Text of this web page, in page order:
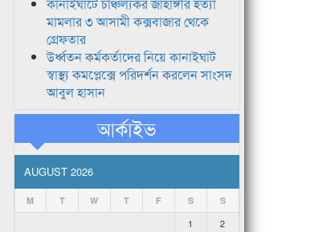
কানাইঘাটে চাঞ্চল্যকর জাহাঙ্গীর হত্যা
মামলার ৩ আসামী কক্সবাজার থেকে
গ্রেফতার
উর্ধ্বতন কর্মকর্তাদের নিয়ে কানাইঘাট
স্বাস্থ্য কমপ্লেক্সে পরিদর্শন করলেন সাংসদ
আবুল হাসান
আর্কাইভ
AUGUST 2026
M T W T F S S
1
2